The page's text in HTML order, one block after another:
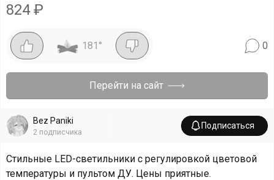
824₽
181 ° 0
Перейти на сайт
Bez Paniki
2 подписчика
Подписаться
Стильные LED-светильники с регулировкой цветовой
температуры и пультом ДУ. Цены приятные.